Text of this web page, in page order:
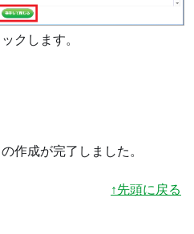
クします。
作成が完了しました。
↑先頭に戻る